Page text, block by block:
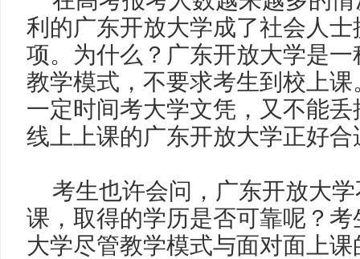
利的广东开放大学成了社会人
项。为什么？广东开放大学是
教学模式，不要求考生到校上
一定时间考大学文凭，又不能
线上上课的广东开放大学正好合
考生也许会问，广东开放大
课，取得的学历是否可靠呢？
大学尽管教学模式与面对面上